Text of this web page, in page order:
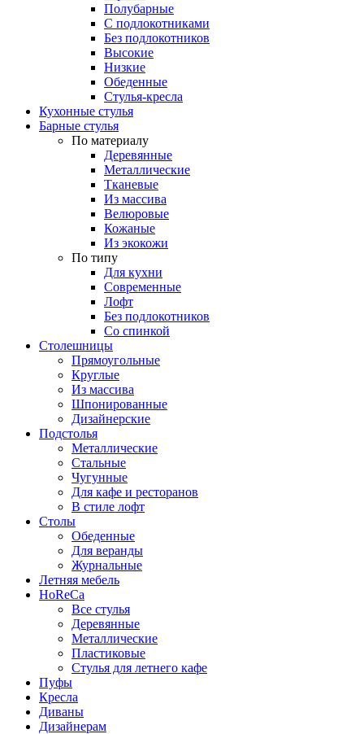
Полубарные
С подлокотниками
Без подлокотников
Высокие
Низкие
Обеденные
Стулья-кресла
Кухонные стулья
Барные стулья
По материалу
Деревянные
Металлические
Тканевые
Из массива
Велюровые
Кожаные
Из экокожи
По типу
Для кухни
Современные
Лофт
Без подлокотников
Со спинкой
Столешницы
Прямоугольные
Круглые
Из массива
Шпонированные
Дизайнерские
Подстолья
Металлические
Стальные
Чугунные
Для кафе и ресторанов
В стиле лофт
Столы
Обеденные
Для веранды
Журнальные
Летняя мебель
HoReCa
Все стулья
Деревянные
Металлические
Пластиковые
Стулья для летнего кафе
Пуфы
Кресла
Диваны
Дизайнерам